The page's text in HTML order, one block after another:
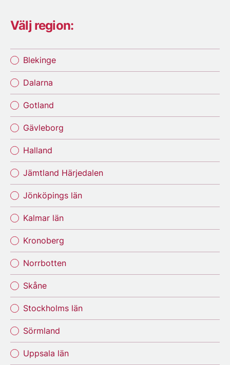
Välj region:
Blekinge
Dalarna
Gotland
Gävleborg
Halland
Jämtland Härjedalen
Jönköpings län
Kalmar län
Kronoberg
Norrbotten
Skåne
Stockholms län
Sörmland
Uppsala län